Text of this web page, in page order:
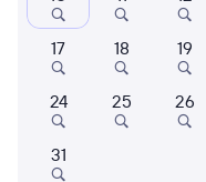
Когда
Кто едет
17 18 19
24 25 26
31